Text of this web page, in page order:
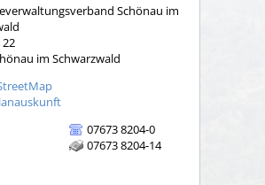
Schönau im
im Schwarzwald
07673 8204-0
07673 8204-14